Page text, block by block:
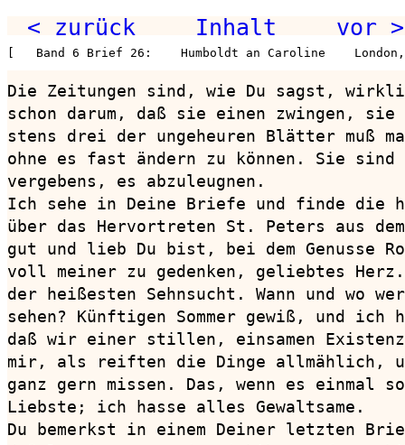
< zurück Inhalt vor >
[   Band 6 Brief 26:    Humboldt an Caroline
Die Zeitungen sind, wie Du sagst,
schon darum, daß sie einen zwingen,
stens drei der ungeheuren Blätter muß
ohne es fast ändern zu können. Sie sind
vergebens, es abzuleugnen.
Ich sehe in Deine Briefe und finde die
über das Hervortreten St. Peters aus
gut und lieb Du bist, bei dem Genusse
voll meiner zu gedenken, geliebtes
der heißesten Sehnsucht. Wann und wo
sehen? Künftigen Sommer gewiß, und ich
daß wir einer stillen, einsamen Existenz
mir, als reiften die Dinge allmählich,
ganz gern missen. Das, wenn es
Liebste; ich hasse alles Gewaltsame.
Du bemerkst in einem Deiner letzten